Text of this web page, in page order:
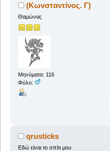
(Κωνσταντίνος. Γ)
Θαμώνας
Μηνύματα: 116
Φύλο:
qrusticks
Εδώ είναι το σπίτι μου